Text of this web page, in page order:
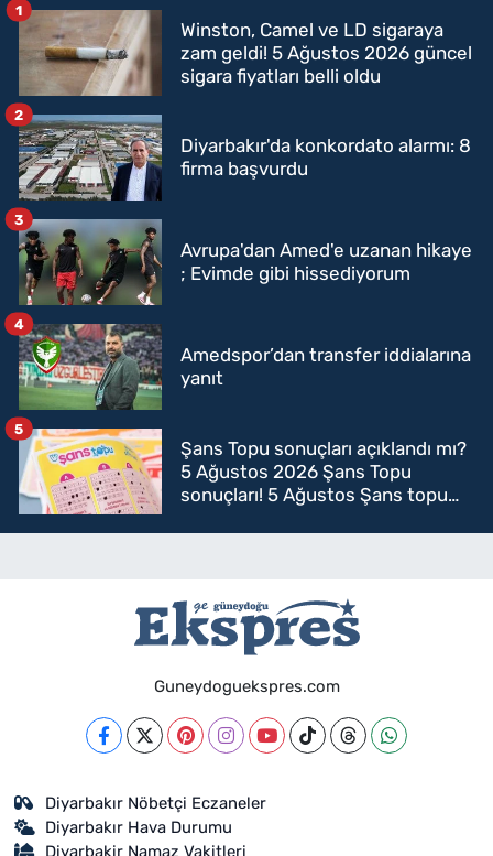
Winston, Camel ve LD sigaraya
zam geldi! 5 Ağustos 2026 güncel
sigara fiyatları belli oldu
1
Diyarbakır'da konkordato alarmı: 8
firma başvurdu
2
Avrupa'dan Amed'e uzanan hikaye
; Evimde gibi hissediyorum
3
Amedspor’dan transfer iddialarına
yanıt
4
Şans Topu sonuçları açıklandı mı?
5 Ağustos 2026 Şans Topu
sonuçları! 5 Ağustos Şans topu
5
Guneydoguekspres.com
Diyarbakır Nöbetçi Eczaneler
Diyarbakır Hava Durumu
Diyarbakir Namaz Vakitleri